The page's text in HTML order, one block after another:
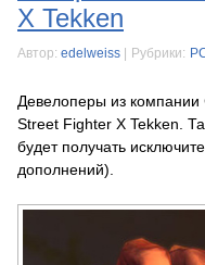
X Tekken
Автор: edelweiss Рубрики:
Девелоперы из компании
Street Fighter X Tekken.
будет получать
дополнений).